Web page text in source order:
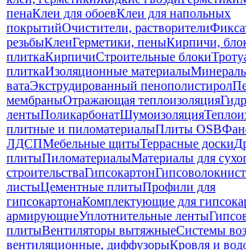
пенаКлеи для обоевКлеи для напольных
покрытийОчистители, растворители
резьбыКлеиГерметики, пеныКирпичи,
плиткаКирпичиСтроительные блоки
плиткаИзоляционные материалы
ватаЭкструдированный пенополистирол
мембраныОтражающая теплоизоляция
лентыПоликарбонатШумоизоляция
плитные и пиломатериалыПлиты OSB
ЛДСПМебельные щитыТеррасные доски
плитыПиломатериалыМатериалы для
строительстваГипсокартон
листыЦементные плитыПрофили для
гипсокартонаКомплектующие для
армирующиеУплотнительные ленты
плитыВентиляторы вытяжныеСистемы
вентиляционные, диффузорыКровля и